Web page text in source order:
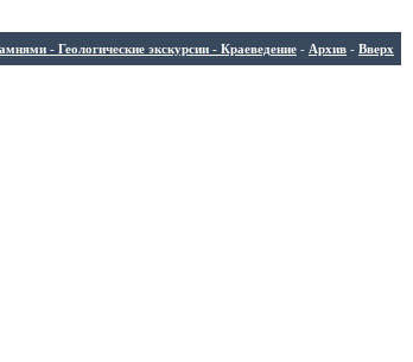
- Геологические экскурсии - Краеведение - Архив - Вверх